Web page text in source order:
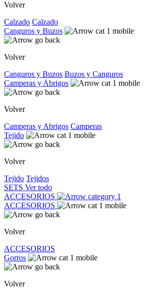
Volver
Calzado Calzado
Canguros y Buzos
Volver
Canguros y Buzos Buzos y Canguros
Camperas y Abrigos
Volver
Camperas y Abrigos Camperas
Tejido
Volver
Tejido Tejidos
SETS Ver todo
ACCESORIOS
ACCESORIOS
Volver
ACCESORIOS
Gorros
Volver